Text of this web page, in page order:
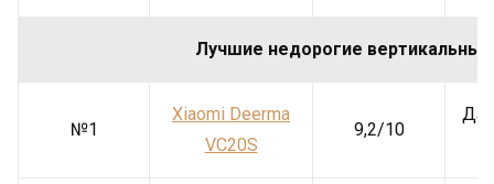
Лучшие недорогие
№1
Xiaomi Deerma
VC20S
9,2/10